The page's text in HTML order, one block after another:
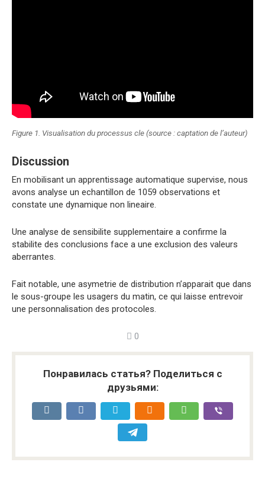
Figure 1. Visualisation du processus cle (source : captation de l’auteur)
Discussion
En mobilisant un apprentissage automatique supervise, nous
avons analyse un echantillon de 1059 observations et
constate une dynamique non lineaire.
Une analyse de sensibilite supplementaire a confirme la
stabilite des conclusions face a une exclusion des valeurs
aberrantes.
Fait notable, une asymetrie de distribution n’apparait que dans
le sous-groupe les usagers du matin, ce qui laisse entrevoir
une personnalisation des protocoles.
0
Понравилась статья? Поделиться с
друзьями: